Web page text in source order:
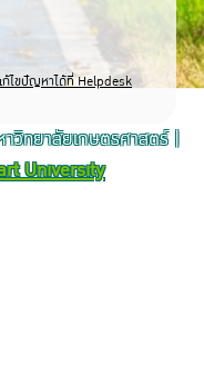
ไขปัญหาได้ที่ Helpdesk
วิทยาลัยเกษตรศาสตร์ |
University